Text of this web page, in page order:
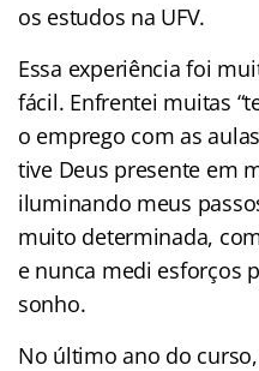
os estudos na UFV.
Essa experiência foi
fácil. Enfrentei muitas
o emprego com as
tive Deus presente em
iluminando meus
muito determinada,
e nunca medi esforços
sonho.
No último ano do